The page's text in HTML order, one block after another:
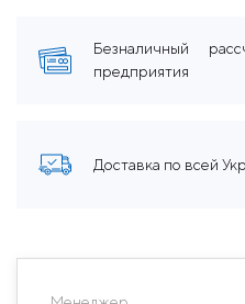
Безналичный
предприятия
Доставка по всей